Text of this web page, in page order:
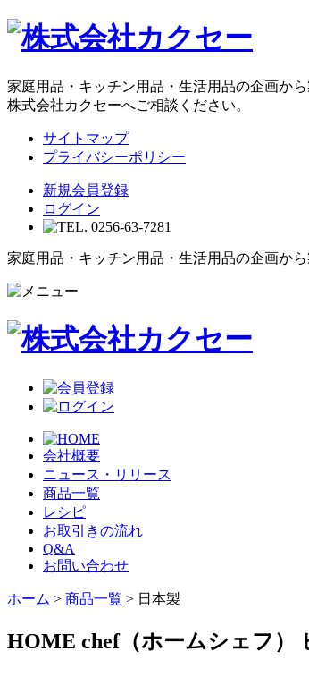
家庭用品・キッチン用品・生活用品の企画から
株式会社カクセーへご相談ください。
サイトマップ
プライバシーポリシー
新規会員登録
ログイン
家庭用品・キッチン用品・生活用品の企画か
会社概要
ニュース・リリース
商品一覧
レシピ
お取引きの流れ
Q&A
お問い合わせ
ホーム > 商品一覧 > 日本製
HOME chef（ホームシェフ）